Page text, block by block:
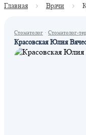
Главная Врачи
Стоматолог · Стоматолог-
Красовская Юлия